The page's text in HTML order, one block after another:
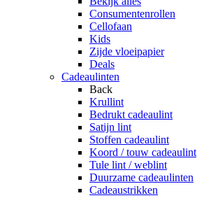
Consumentenrollen
Cellofaan
Kids
Zijde vloeipapier
Deals
Cadeaulinten
Back
Krullint
Bedrukt cadeaulint
Satijn lint
Stoffen cadeaulint
Koord / touw cadeaulint
Tule lint / weblint
Duurzame cadeaulinten
Cadeaustrikken